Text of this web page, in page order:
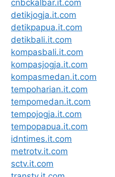
cnbckalbar.it.com
detikjogja.it.com
detikpapua.it.com
detikbali.it.com
kompasbali.it.com
kompasjogja.it.com
kompasmedan.it.com
tempoharian.it.com
tempomedan.it.com
tempojogja.it.com
tempopapua.it.com
idntimes.it.com
metrotv.it.com
sctv.it.com